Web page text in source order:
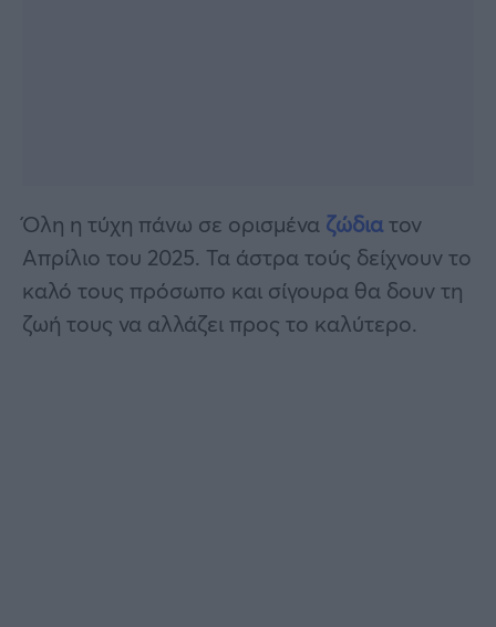
Όλη η τύχη πάνω σε ορισμένα ζώδιατον
Απρίλιο του 2025. Τα άστρα τούς δείχνουν το
καλό τους πρόσωπο και σίγουρα θα δουν τη
ζωή τους να αλλάζει προς το καλύτερο.